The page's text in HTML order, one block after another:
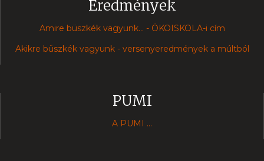
Eredmények
Amire büszkék vagyunk... - ÖKOISKOLA-i cím
Akikre büszkék vagyunk - versenyeredmények a múltból
PUMI
A PUMI ...